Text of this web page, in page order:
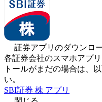
証券アプリのダウンロ
各証券会社のスマホアプ
トールがまだの場合は、
い。
SBI証券 株 アプリ